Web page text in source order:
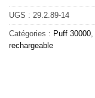
UGS : 29.2.89-14
Catégories : Puff 30000,
rechargeable